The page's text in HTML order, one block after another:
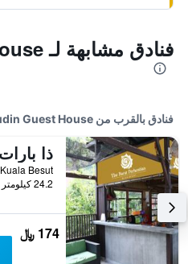
فنادق مشابهة لـ Yaudin Guest House
فنادق بالقرب من Yaudin Guest House
24.2 كيلومتر عن وسط المدينة
174 ﷼